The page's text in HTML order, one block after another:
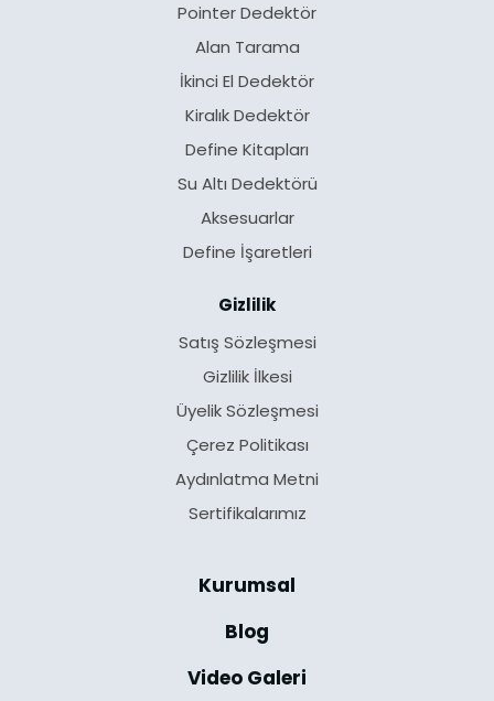
Pointer Dedektör
Alan Tarama
İkinci El Dedektör
Kiralık Dedektör
Define Kitapları
Su Altı Dedektörü
Aksesuarlar
Define İşaretleri
Gizlilik
Satış Sözleşmesi
Gizlilik İlkesi
Üyelik Sözleşmesi
Çerez Politikası
Aydınlatma Metni
Sertifikalarımız
Kurumsal
Blog
Video Galeri